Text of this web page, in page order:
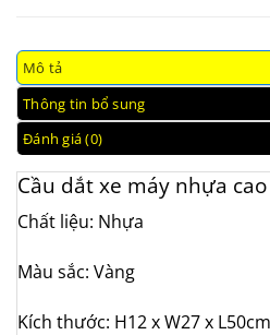
Mô tả
Thông tin bổ sung
Đánh giá (0)
Cầu dắt xe máy nhựa
Chất liệu: Nhựa
Màu sắc: Vàng
Kích thước: H12 x W27 x L50cm